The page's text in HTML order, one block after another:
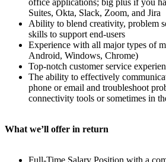
office applications; big plus if you
Suites, Okta, Slack, Zoom, and Jira
Ability to blend creativity, problem
skills to support end-users
Experience with all major types of
Android, Windows, Chrome)
Top-notch customer service
The ability to effectively
phone or email and troubleshoot
connectivity tools or sometimes in
What we’ll offer in return
Full-Time Salary Position with a